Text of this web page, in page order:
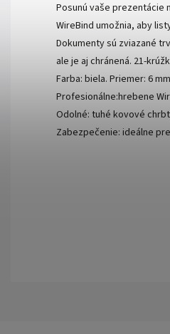
Posunú vaše prezentácie
WireBind umožnia, aby
Dokumenty sú zviazané
ale je aj chránená. 21-
Farba: biela. Priemer: 6
Profesionálne:hrebene
Odolné: tuhé kovové
Zabezpečenie: ideálne